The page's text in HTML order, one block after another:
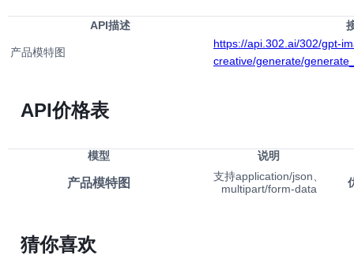
API描述
产品模特图
https://api.302.ai/302/gpt-
creative/generate/
API价格表
模型 说明
产品模特图
支持application/json、
multipart/form-data
猜你喜欢